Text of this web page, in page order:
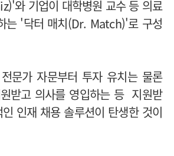
와 기업이 대학병원 교수 등 의료
는 '닥터 매치(Dr. Match)'로 구성
문가 자문부터 투자 유치는 물론
받고 의사를 영입하는 등 지원받
인재 채용 솔루션이 탄생한 것이